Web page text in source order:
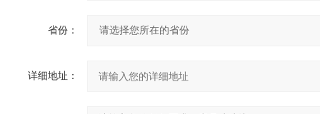
省份：
详细地址：